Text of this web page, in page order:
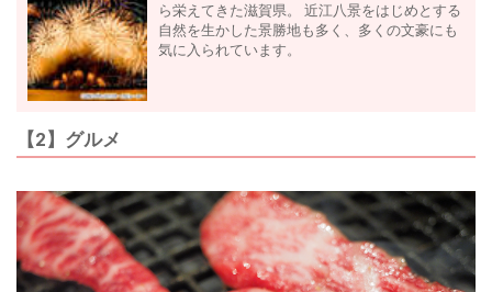
ら栄えてきた滋賀県。 近江八景をはじめとする
自然を生かした景勝地も多く、多くの文豪にも
気に入られています。
【2】グルメ